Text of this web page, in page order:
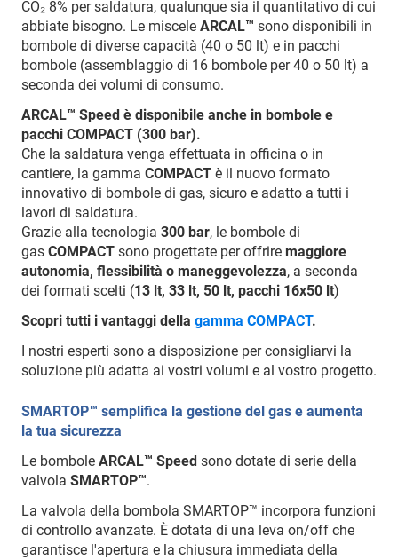
CO₂ 8% per saldatura, qualunque sia il quantitativo di cui
abbiate bisogno. Le miscele ARCAL™ sono disponibili in
bombole di diverse capacità (40 o 50 lt) e in pacchi
bombole (assemblaggio di 16 bombole per 40 o 50 lt) a
seconda dei volumi di consumo.
ARCAL™ Speed è disponibile anche in bombole e
pacchi COMPACT (300 bar).
Che la saldatura venga effettuata in officina o in
cantiere, la gamma COMPACT è il nuovo formato
innovativo di bombole di gas, sicuro e adatto a tutti i
lavori di saldatura.
Grazie alla tecnologia 300 bar, le bombole di
gas COMPACT sono progettate per offrire maggiore
autonomia, flessibilità o maneggevolezza, a seconda
dei formati scelti (13 lt, 33 lt, 50 lt, pacchi 16x50 lt)
Scopri tutti i vantaggi della gamma COMPACT.
I nostri esperti sono a disposizione per consigliarvi la
soluzione più adatta ai vostri volumi e al vostro progetto.
SMARTOP™ semplifica la gestione del gas e aumenta
la tua sicurezza
Le bombole ARCAL™ Speed sono dotate di serie della
valvola SMARTOP™.
La valvola della bombola SMARTOP™ incorpora funzioni
di controllo avanzate. È dotata di una leva on/off che
garantisce l'apertura e la chiusura immediata della